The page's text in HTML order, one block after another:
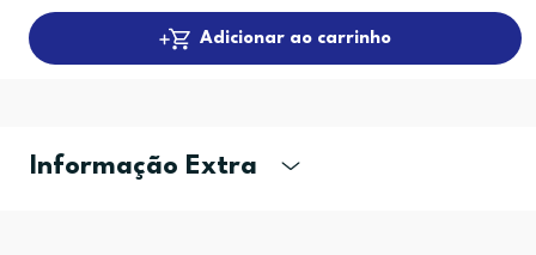
Adicionar ao carrinho
Informação Extra